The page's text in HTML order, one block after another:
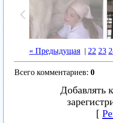
« Предыдущая | 22 23
Всего комментариев: 0
Добавлять
[